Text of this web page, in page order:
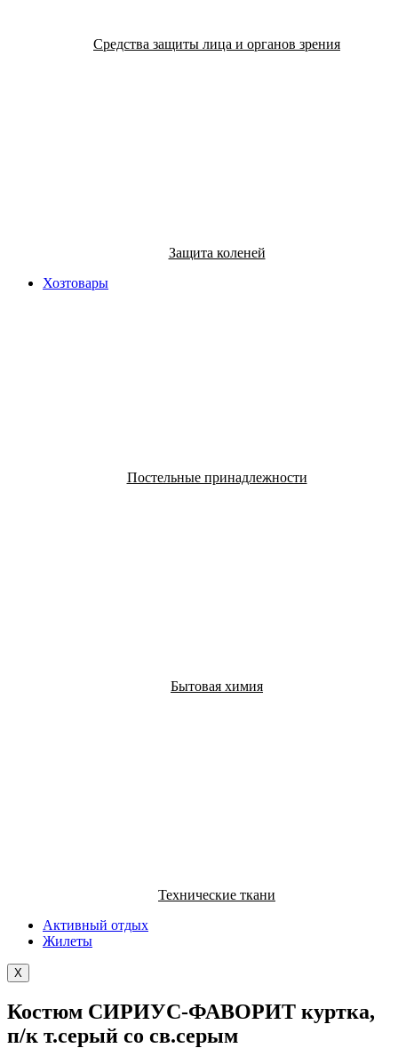
Средства защиты лица и органов зрения
Защита коленей
Хозтовары
Постельные принадлежности
Бытовая химия
Технические ткани
Активный отдых
Жилеты
X
Костюм СИРИУС-ФАВОРИТ куртка,
п/к т.серый со св.серым